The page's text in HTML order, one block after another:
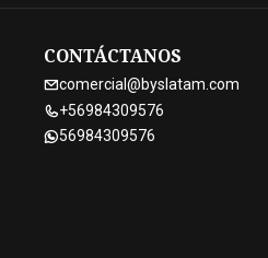
CONTÁCTANOS
comercial@byslatam.com
+56984309576
56984309576